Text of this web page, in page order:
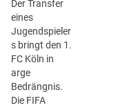
Der Transfer
eines
Jugendspieler
s bringt den 1.
FC Köln in
arge
Bedrängnis.
Die FIFA